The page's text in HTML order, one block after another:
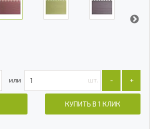
шт. +
-
КУПИТЬ В 1 КЛИК